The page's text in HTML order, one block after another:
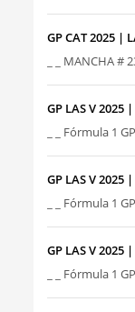
GP CAT 2025 |
_ _ MANCHA #
GP LAS V 2025
_ _ Fórmula 1
GP LAS V 2025
_ _ Fórmula 1
GP LAS V 2025
_ _ Fórmula 1